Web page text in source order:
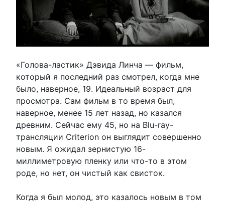
«Голова-ластик» Дэвида Линча — фильм,
который я последний раз смотрел, когда мне
было, наверное, 19. Идеальный возраст для
просмотра. Сам фильм в то время был,
наверное, менее 15 лет назад, но казался
древним. Сейчас ему 45, но на Blu-ray-
трансляции Criterion он выглядит совершенно
новым. Я ожидал зернистую 16-
миллиметровую пленку или что-то в этом
роде, но нет, он чистый как свисток.
Когда я был молод, это казалось новым в том